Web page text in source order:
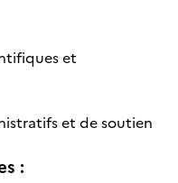
et
et de soutien
: